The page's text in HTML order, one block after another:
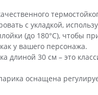
с укладкой,
(до 180°C), чтобы
у вашего персонажа.
длиной 30 см – это
оснащена